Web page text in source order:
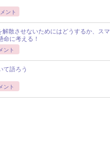
ント
解散させないためにはどうするか、スマ
命に考える！
ント
て語ろう
ント